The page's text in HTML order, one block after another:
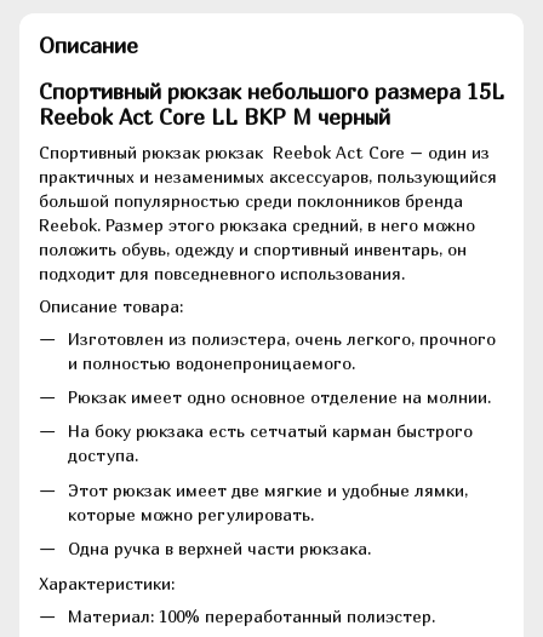
Описание
Спортивный рюкзак небольшого размера 15L
Reebok Act Core LL BKP M черный
Спортивный рюкзак рюкзак Reebok Act Core – один из
практичных и незаменимых аксессуаров, пользующийся
большой популярностью среди поклонников бренда
Reebok. Размер этого рюкзака средний, в него можно
положить обувь, одежду и спортивный инвентарь, он
подходит для повседневного использования.
Описание товара:
Изготовлен из полиэстера, очень легкого, прочного
и полностью водонепроницаемого.
Рюкзак имеет одно основное отделение на молнии.
На боку рюкзака есть сетчатый карман быстрого
доступа.
Этот рюкзак имеет две мягкие и удобные лямки,
которые можно регулировать.
Одна ручка в верхней части рюкзака.
Характеристики:
Материал: 100% переработанный полиэстер.